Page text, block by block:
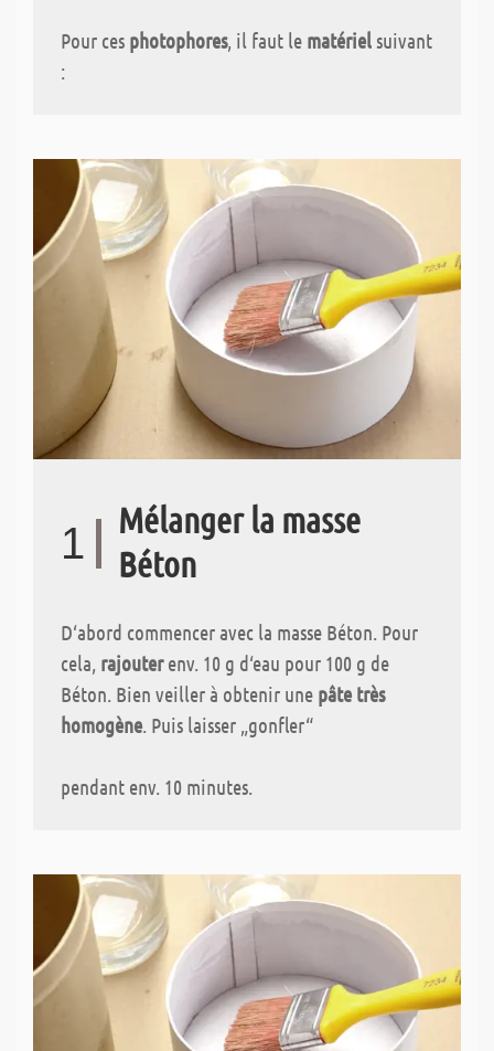
Pour ces photophores, il faut le matériel suivant
:
1
Mélanger la masse
Béton
D‘abord commencer avec la masse Béton. Pour
cela, rajouterenv. 10 g d‘eau pour 100 g de
Béton. Bien veiller à obtenir une pâte très
homogène. Puis laisser „gonfler“
pendant env. 10 minutes.